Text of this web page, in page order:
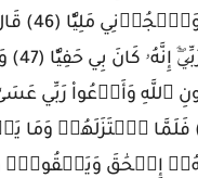
لَأَرۡجُمَنَّكَۖ
ٱللَّهِ وَأَدۡعُواْ رَبِّي عَسَىٰٓ
شَقِيّٗا (48) فَلَمَّا ٱعۡتَزَلَهُمۡ
إِسۡحَٰقَ وَيَعۡقُوبَۖ